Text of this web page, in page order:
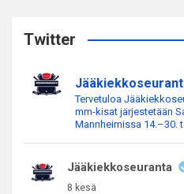
c
Twitter
Tervetuloa
mm-kisat järjestetään
Mannheimissa 14.–30.
Jääkiekkoseuranta
8 kesä